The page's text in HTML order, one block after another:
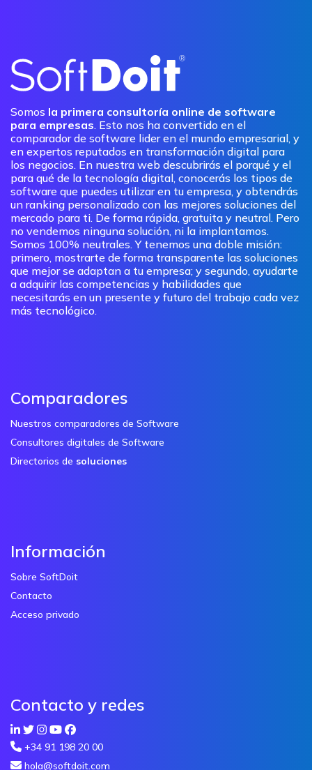
Somos la primera consultoría online de software
para empresas. Esto nos ha convertido en el
comparador de software lider en el mundo empresarial, y
en expertos reputados en transformación digital para
los negocios. En nuestra web descubrirás el porqué y el
para qué de la tecnología digital, conocerás los tipos de
software que puedes utilizar en tu empresa, y obtendrás
un ranking personalizado con las mejores soluciones del
mercado para ti. De forma rápida, gratuita y neutral. Pero
no vendemos ninguna solución, ni la implantamos.
Somos 100% neutrales. Y tenemos una doble misión:
primero, mostrarte de forma transparente las soluciones
que mejor se adaptan a tu empresa; y segundo, ayudarte
a adquirir las competencias y habilidades que
necesitarás en un presente y futuro del trabajo cada vez
más tecnológico.
Comparadores
Nuestros comparadores de Software
Consultores digitales de Software
Directorios de soluciones
Información
Sobre SoftDoit
Contacto
Acceso privado
Contacto y redes
+34 91 198 20 00
hola@softdoit.com